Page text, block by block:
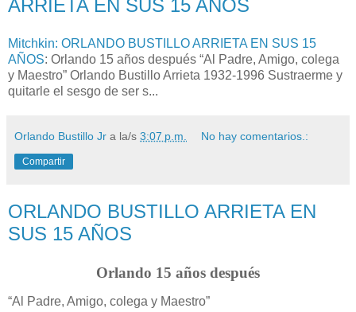
ARRIETA EN SUS 15 AÑOS
Mitchkin: ORLANDO BUSTILLO ARRIETA EN SUS 15
AÑOS: Orlando 15 años después “Al Padre, Amigo, colega
y Maestro” Orlando Bustillo Arrieta 1932-1996 Sustraerme y
quitarle el sesgo de ser s...
Orlando Bustillo Jr a la/s 3:07 p.m. No hay comentarios.:
Compartir
ORLANDO BUSTILLO ARRIETA EN
SUS 15 AÑOS
Orlando 15 años después
“Al Padre, Amigo, colega y Maestro”